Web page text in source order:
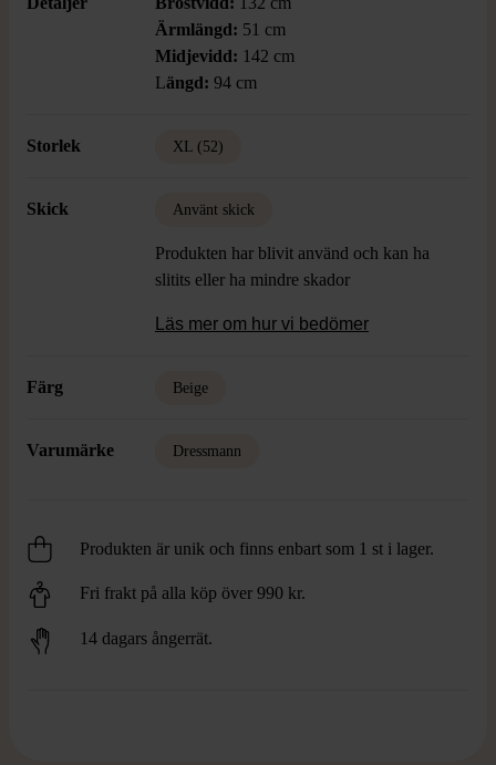
Ärmlängd: 51 cm
Midjevidd: 142 cm
Längd: 94 cm
Storlek XL (52)
Skick Använt skick
Produkten har blivit använd och kan ha
slitits eller ha mindre skador
Läs mer om hur vi bedömer
Färg Beige
Varumärke Dressmann
Produkten är unik och finns enbart som 1 st i lager.
Fri frakt på alla köp över 990 kr.
14 dagars ångerrät.